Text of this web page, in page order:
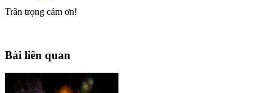
Trân trọng cám ơn!
Bài liên quan